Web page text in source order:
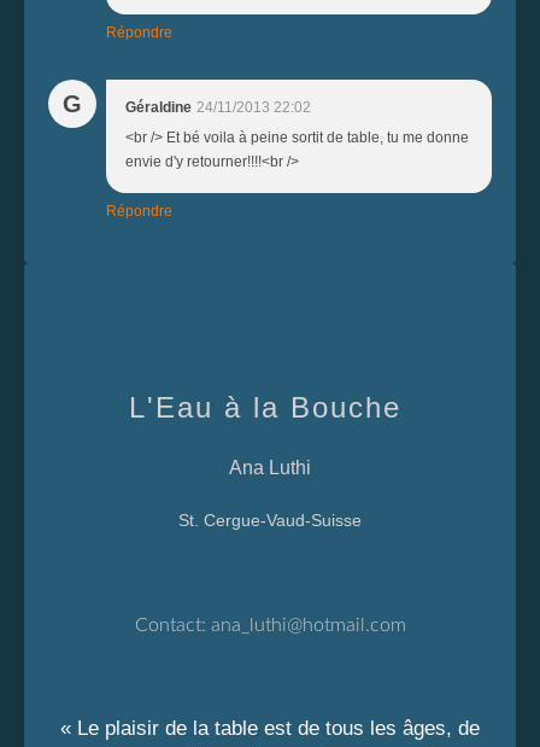
Répondre
G Géraldine 24/11/2013 22:02
<br /> Et bé voila à peine sortit de table, tu me donne
envie d'y retourner!!!!<br />
Répondre
L'Eau à la Bouche
Ana Luthi
St. Cergue-Vaud-Suisse
Contact: ana_luthi@hotmail.com
« Le plaisir de la table est de tous les âges, de